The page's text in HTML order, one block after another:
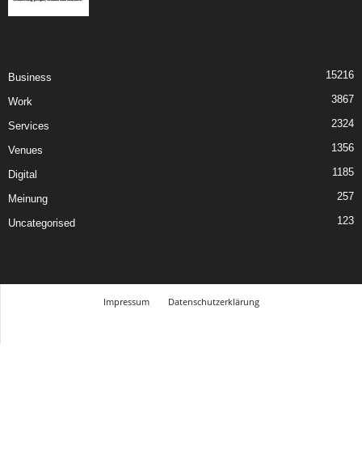
Business 15216
Work 3867
Services 2324
Venues 1356
Digital 1185
Meinung 257
Uncategorised 123
Impressum
Datenschutzerklärung